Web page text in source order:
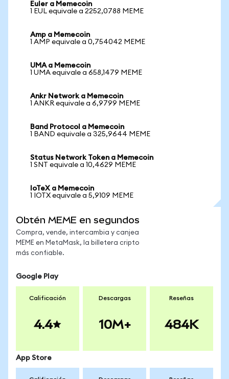
Euler a Memecoin
1 EUL equivale a 2252,0788 MEME
Amp a Memecoin
1 AMP equivale a 0,754042 MEME
UMA a Memecoin
1 UMA equivale a 658,1479 MEME
Ankr Network a Memecoin
1 ANKR equivale a 6,9799 MEME
Band Protocol a Memecoin
1 BAND equivale a 325,9644 MEME
Status Network Token a Memecoin
1 SNT equivale a 10,4629 MEME
IoTeX a Memecoin
1 IOTX equivale a 5,9109 MEME
Obtén MEME en segundos
Compra, vende, intercambia y canjea
MEME en MetaMask, la billetera cripto
más confiable.
Google Play
Calificación
4.4
Descargas
10M+
Reseñas
484K
App Store